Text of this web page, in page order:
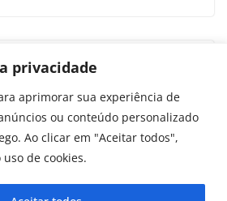
privacidade
aprimorar sua experiência de
ou conteúdo personalizado
Ao clicar em "Aceitar todos",
de cookies.
que
mente